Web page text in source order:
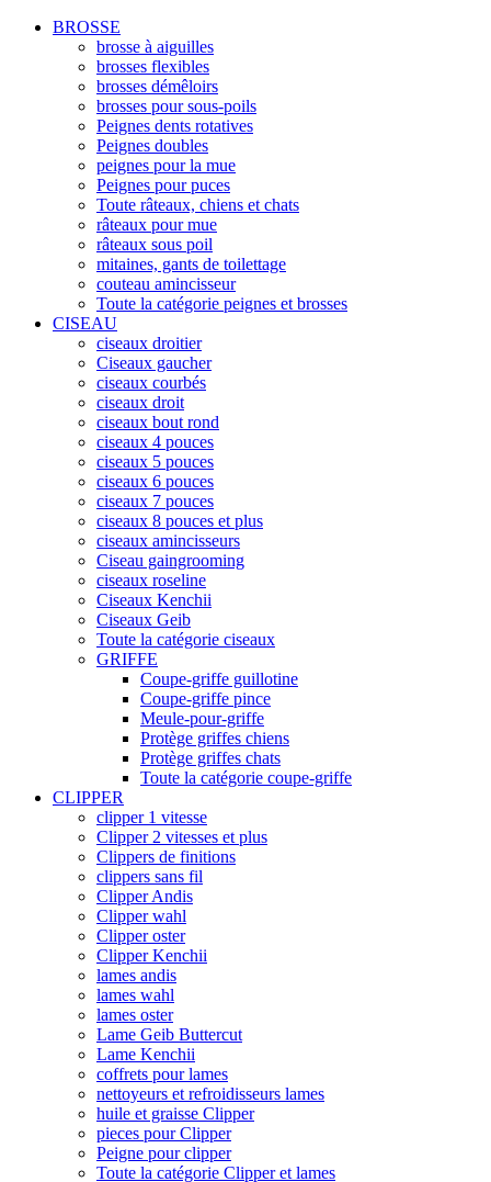
BROSSE
brosse à aiguilles
brosses flexibles
brosses démêloirs
brosses pour sous-poils
Peignes dents rotatives
Peignes doubles
peignes pour la mue
Peignes pour puces
Toute râteaux, chiens et chats
râteaux pour mue
râteaux sous poil
mitaines, gants de toilettage
couteau amincisseur
Toute la catégorie peignes et brosses
CISEAU
ciseaux droitier
Ciseaux gaucher
ciseaux courbés
ciseaux droit
ciseaux bout rond
ciseaux 4 pouces
ciseaux 5 pouces
ciseaux 6 pouces
ciseaux 7 pouces
ciseaux 8 pouces et plus
ciseaux amincisseurs
Ciseau gaingrooming
ciseaux roseline
Ciseaux Kenchii
Ciseaux Geib
Toute la catégorie ciseaux
GRIFFE
Coupe-griffe guillotine
Coupe-griffe pince
Meule-pour-griffe
Protège griffes chiens
Protège griffes chats
Toute la catégorie coupe-griffe
CLIPPER
clipper 1 vitesse
Clipper 2 vitesses et plus
Clippers de finitions
clippers sans fil
Clipper Andis
Clipper wahl
Clipper oster
Clipper Kenchii
lames andis
lames wahl
lames oster
Lame Geib Buttercut
Lame Kenchii
coffrets pour lames
nettoyeurs et refroidisseurs lames
huile et graisse Clipper
pieces pour Clipper
Peigne pour clipper
Toute la catégorie Clipper et lames